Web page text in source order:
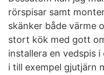
rörspisar samt
skänker både värme
stort kök med gott
installera en vedspis
i till exempel gjutjärn